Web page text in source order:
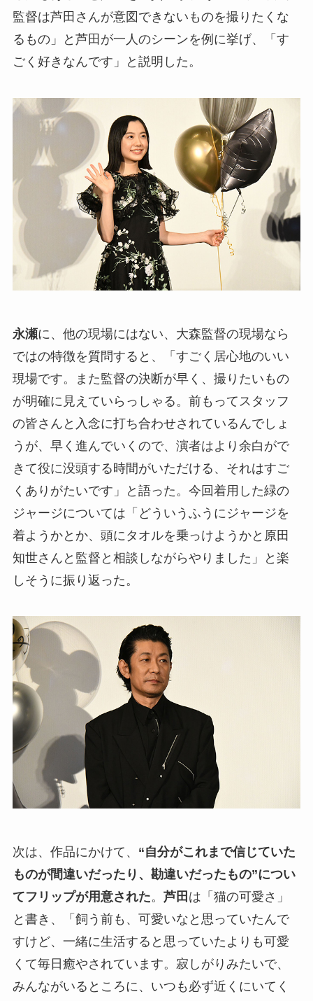
監督は芦田さんが意図できないものを撮りたくな
るもの」と芦田が一人のシーンを例に挙げ、「す
ごく好きなんです」と説明した。
永瀬に、他の現場にはない、大森監督の現場なら
ではの特徴を質問すると、「すごく居心地のいい
現場です。また監督の決断が早く、撮りたいもの
が明確に見えていらっしゃる。前もってスタッフ
の皆さんと入念に打ち合わせされているんでしょ
うが、早く進んでいくので、演者はより余白がで
きて役に没頭する時間がいただける、それはすご
くありがたいです」と語った。今回着用した緑の
ジャージについては「どういうふうにジャージを
着ようかとか、頭にタオルを乗っけようかと原田
知世さんと監督と相談しながらやりました」と楽
しそうに振り返った。
次は、作品にかけて、 “自分がこれまで信じていた
ものが間違いだったり、勘違いだったもの”につい
てフリップが用意された。 芦田 は「猫の可愛さ」
と書き、「飼う前も、可愛いなと思っていたんで
すけど、一緒に生活すると思っていたよりも可愛
くて毎日癒やされています。寂しがりみたいで、
みんながいるところに、いつも必ず近くにいてく